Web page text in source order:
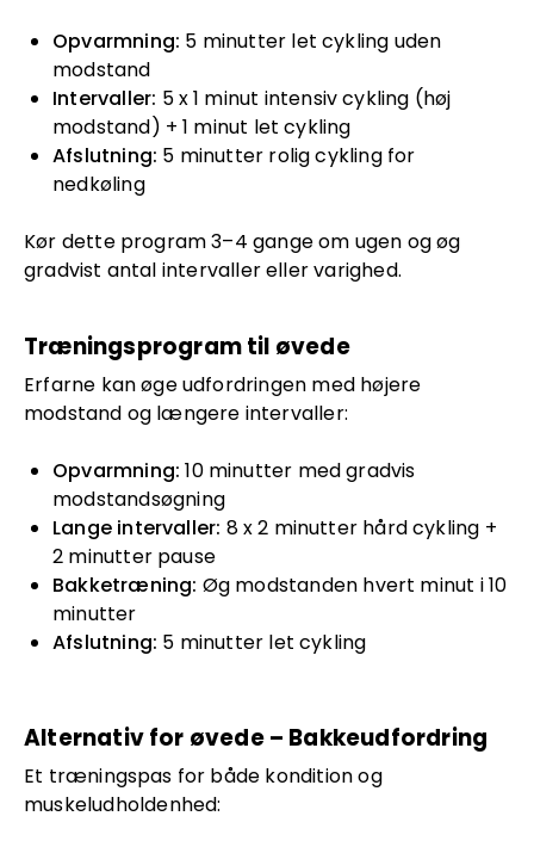
Opvarmning: 5 minutter let cykling uden
modstand
Intervaller: 5 x 1 minut intensiv cykling (høj
modstand) + 1 minut let cykling
Afslutning: 5 minutter rolig cykling for
nedkøling
Kør dette program 3–4 gange om ugen og øg
gradvist antal intervaller eller varighed.
Træningsprogram til øvede
Erfarne kan øge udfordringen med højere
modstand og længere intervaller:
Opvarmning: 10 minutter med gradvis
modstandsøgning
Lange intervaller: 8 x 2 minutter hård cykling +
2 minutter pause
Bakketræning: Øg modstanden hvert minut i 10
minutter
Afslutning: 5 minutter let cykling
Alternativ for øvede – Bakkeudfordring
Et træningspas for både kondition og
muskeludholdenhed: